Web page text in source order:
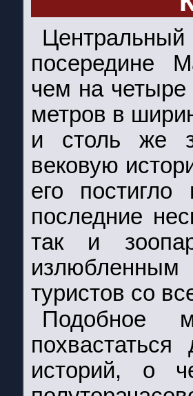
посередине
чем на четыре
метров в
и столь же
вековую
его
последние
так и
излюбленным
туристов со
Подобное
историй, о